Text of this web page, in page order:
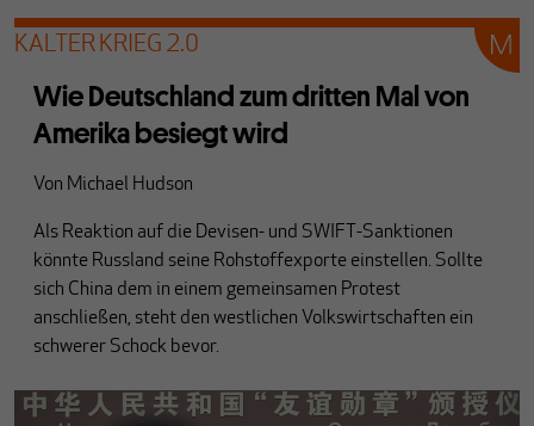
KALTER KRIEG 2.0
Wie Deutschland zum dritten Mal von
Amerika besiegt wird
Von Michael Hudson
Als Reaktion auf die Devisen- und SWIFT-Sanktionen
könnte Russland seine Rohstoffexporte einstellen. Sollte
sich China dem in einem gemeinsamen Protest
anschließen, steht den westlichen Volkswirtschaften ein
schwerer Schock bevor.